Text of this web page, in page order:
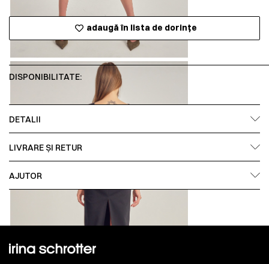
adaugă în lista de dorințe
DISPONIBILITATE:
DETALII
LIVRARE ȘI RETUR
AJUTOR